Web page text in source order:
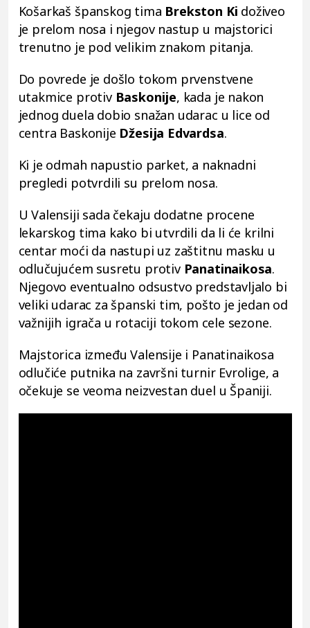
Košarkaš španskog tima Brekston Ki doživeo
je prelom nosa i njegov nastup u majstorici
trenutno je pod velikim znakom pitanja.
Do povrede je došlo tokom prvenstvene
utakmice protiv Baskonije, kada je nakon
jednog duela dobio snažan udarac u lice od
centra Baskonije Džesija Edvardsa.
Ki je odmah napustio parket, a naknadni
pregledi potvrdili su prelom nosa.
U Valensiji sada čekaju dodatne procene
lekarskog tima kako bi utvrdili da li će krilni
centar moći da nastupi uz zaštitnu masku u
odlučujućem susretu protiv Panatinaikosa.
Njegovo eventualno odsustvo predstavljalo bi
veliki udarac za španski tim, pošto je jedan od
važnijih igrača u rotaciji tokom cele sezone.
Majstorica između Valensije i Panatinaikosa
odlučiće putnika na završni turnir Evrolige, a
očekuje se veoma neizvestan duel u Španiji.